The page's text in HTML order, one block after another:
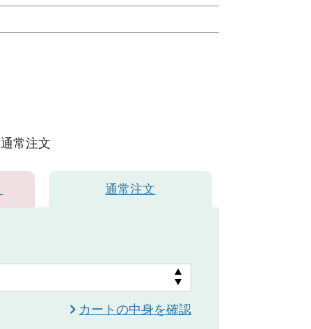
ベンダー
通常注文
通常注文
カートの中身を確認